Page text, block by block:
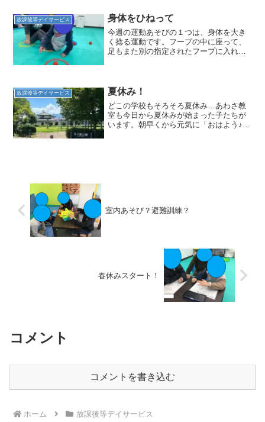
放課後等デイサービス 身体をひねって
今週の運動あそびの１つは、身体を大き
く捻る運動です。フープの中に座って、
足もまた別の指定されたフープに入れて
います。あとは赤のボール...
放課後等デイサービス 夏休み！
どこの学校もそろそろ夏休み…あわさ教
室も今日から夏休みが始まった子たちが
います。朝早くから元気に「おはよう♪」
室内あそび？避難訓練？
春休みスタート！
コメント
コメントを書き込む
ホーム 放課後等デイサービス